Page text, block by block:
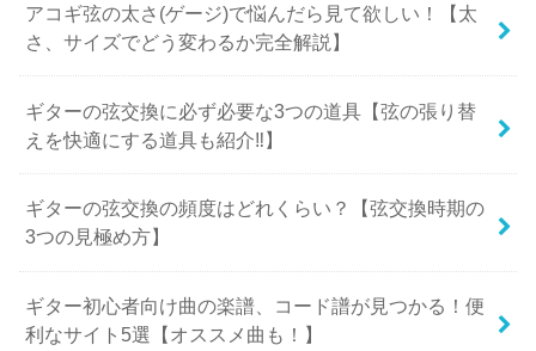
アコギ弦の太さ(ゲージ)で悩んだら見て欲しい！【太
さ、サイズでどう変わるか完全解説】
ギターの弦交換に必ず必要な3つの道具【弦の張り替
えを快適にする道具も紹介‼︎】
ギターの弦交換の頻度はどれくらい？【弦交換時期の
3つの見極め方】
ギター初心者向け曲の楽譜、コード譜が見つかる！便
利なサイト5選【オススメ曲も！】